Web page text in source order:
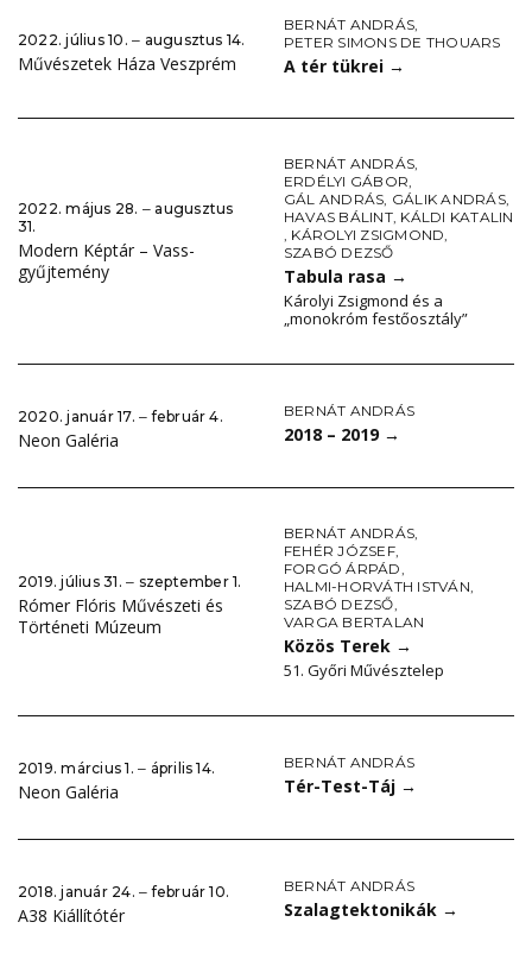
2022. július 10. ‒ augusztus 14.
Művészetek Háza Veszprém
BERNÁT ANDRÁS,
PETER SIMONS DE THOUARS
A tér tükrei →
2022. május 28. ‒ augusztus
31.
Modern Képtár – Vass-
gyűjtemény
BERNÁT ANDRÁS,
ERDÉLYI GÁBOR,
GÁL ANDRÁS, GÁLIK ANDRÁS,
HAVAS BÁLINT, KÁLDI KATALIN
, KÁROLYI ZSIGMOND,
SZABÓ DEZSŐ
Tabula rasa →
Károlyi Zsigmond és a
„monokróm festőosztály”
2020. január 17. ‒ február 4.
Neon Galéria
BERNÁT ANDRÁS
2018 – 2019 →
2019. július 31. ‒ szeptember 1.
Rómer Flóris Művészeti és
Történeti Múzeum
BERNÁT ANDRÁS,
FEHÉR JÓZSEF,
FORGÓ ÁRPÁD,
HALMI-HORVÁTH ISTVÁN,
SZABÓ DEZSŐ,
VARGA BERTALAN
Közös Terek →
51. Győri Művésztelep
2019. március 1. ‒ április 14.
Neon Galéria
BERNÁT ANDRÁS
Tér-Test-Táj →
2018. január 24. ‒ február 10.
A38 Kiállítótér
BERNÁT ANDRÁS
Szalagtektonikák →